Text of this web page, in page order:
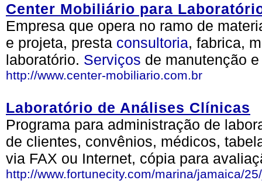
Center Mobiliário para
Empresa que opera no ramo de
e projeta, presta consultoria, fabrica,
laboratório. Serviços de manutenção
http://www.center-mobiliario.com.br
Laboratório de Análises Clínicas
Programa para administração de
de clientes, convênios, médicos,
via FAX ou Internet, cópia para
http://www.fortunecity.com/marina/jamaica/